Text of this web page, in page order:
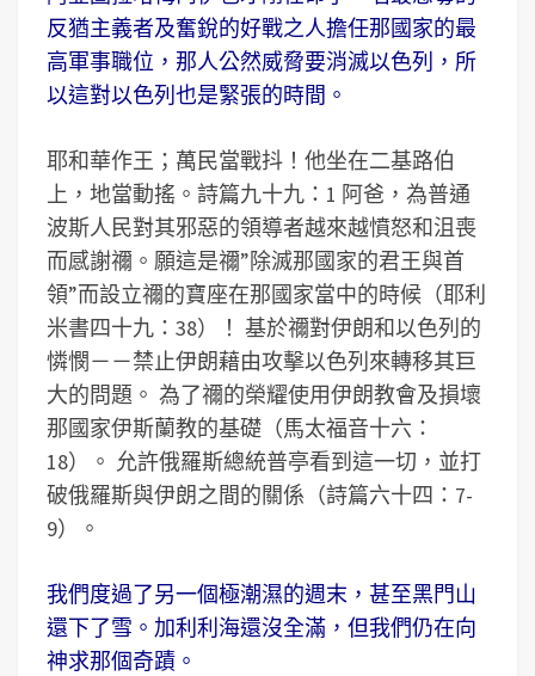
反猶主義者及奮銳的好戰之人擔任那國家的最
高軍事職位，那人公然威脅要消滅以色列，所
以這對以色列也是緊張的時間。
耶和華作王；萬民當戰抖！他坐在二基路伯
上，地當動搖。詩篇九十九：1 阿爸，為普通
波斯人民對其邪惡的領導者越來越憤怒和沮喪
而感謝禰。願這是禰”除滅那國家的君王與首
領”而設立禰的寶座在那國家當中的時候（耶利
米書四十九：38）！ 基於禰對伊朗和以色列的
憐憫－－禁止伊朗藉由攻擊以色列來轉移其巨
大的問題。 為了禰的榮耀使用伊朗教會及損壞
那國家伊斯蘭教的基礎（馬太福音十六：
18）。 允許俄羅斯總統普亭看到這一切，並打
破俄羅斯與伊朗之間的關係（詩篇六十四：7-
9）。
我們度過了另一個極潮濕的週末，甚至黑門山
還下了雪。加利利海還沒全滿，但我們仍在向
神求那個奇蹟。